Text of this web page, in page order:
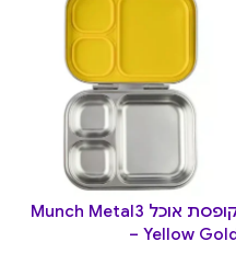
קופסת אוכל Munch Metal3
– Yellow